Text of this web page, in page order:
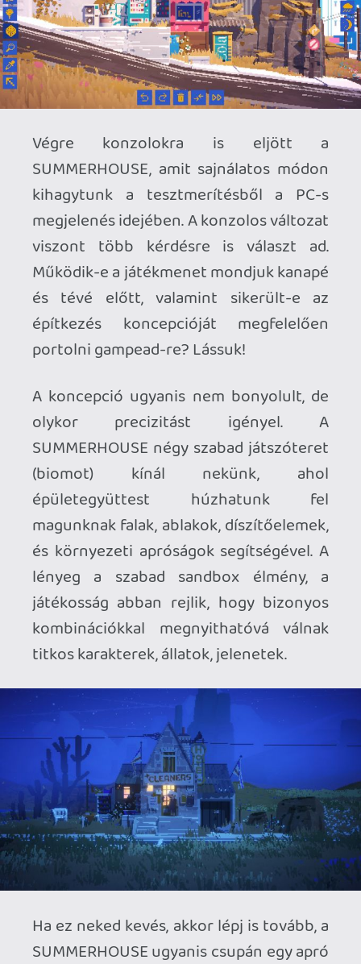
A koncepció ugyanis nem bonyolult, de
olykor precizitást igényel. A
SUMMERHOUSE négy szabad játszóteret
(biomot) kínál nekünk, ahol
épületegyüttest húzhatunk fel
magunknak falak, ablakok, díszítőelemek,
lényeg a szabad sandbox élmény, a
játékosság abban rejlik, hogy bizonyos
kombinációkkal megnyithatóvá válnak
titkos karakterek, állatok, jelenetek.
Ha ez neked kevés, akkor lépj is tovább, a
SUMMERHOUSE ugyanis csupán egy apró
kis homokozó, egy bébi-CAD, egy kockás
füzet, amiben rajzolgatni lehet. Főleg
azokat célozza be, akik alkotni szeretnek,
nem pedig azokat, akik "haladni" kívánnak
egy videojátékban. Ennek megfelelően
hangulat és élethelyzet kérdése, hogy
mennyire élvezed a dolgot.
Engem anno a Townscaper kilóra
megvett, most egy sűrűbb
munkaidőszakban nem tudtam a
SUMMERHOUSE tempójához lelassulni.
Pedig a dolog működik nagyképernyőn
(megválaszolva az első kérdést), mivel a
látvány pixelesen és ezt az opciót
kikapcsolva is szép, a HUD jól skálázódik.
Minden a helyén van.
És az irányítás is okés, bár szokni kellett.
(Hogy a második kérdésre is reflektáljak.)
Bal analóggal a képet mozgatom, jobbal
kurzorként mozgok, és a gamepad egyes
elemei az opciók gyors eléréséért
kamerát, adott esetben a megfogott
tárgyat. Én eleinte csak a bal analóggal